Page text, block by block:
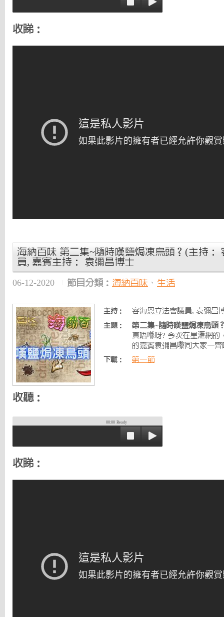
收睇：
海納百味 第二集~隨時嘆鹽焗凍烏頭？(主持：
員, 嘉賓主持： 袁彌昌博士
06-12-2020 節目分類： 海納百味 、 生活
主持： 容海恩立法會議員, 袁彌昌
主題：
第二集~隨時嘆鹽焗凍烏頭
真唔喺呀? 今次在星滙網的
的嘉賓袁彌昌嚟同大家一
下載： 第一節
收聽：
00:00 Ready
收睇：